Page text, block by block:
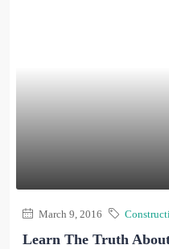
March 9, 2016
Learn The Truth